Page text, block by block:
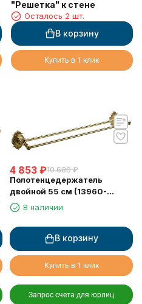
"Решетка" к стене
Осталось 2 шт.
В корзину
Купить в 1 клик
4 853 ₽10 680 ₽
Полотенцедержатель
двойной 55 см (13960-
2/GOLD)
В наличии
В корзину
Купить в 1 клик
Запрос счета для юрлиц